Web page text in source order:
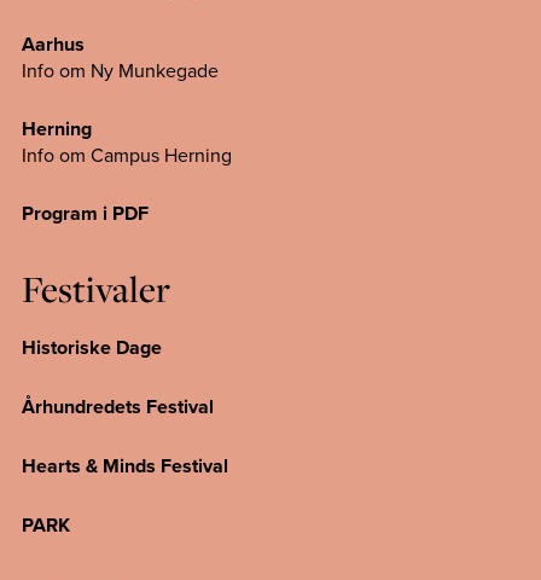
Aarhus
Info om Ny Munkegade
Herning
Info om Campus Herning
Program i PDF
Festivaler
Historiske Dage
Århundredets Festival
Hearts & Minds Festival
PARK